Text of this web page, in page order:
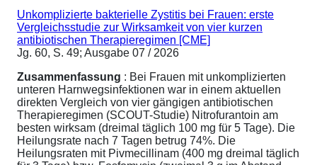
Unkomplizierte bakterielle Zystitis bei Frauen: erste
Vergleichsstudie zur Wirksamkeit von vier kurzen
antibiotischen Therapieregimen [CME]
Jg. 60, S. 49; Ausgabe 07 / 2026
Zusammenfassung : Bei Frauen mit unkomplizierten
unteren Harnwegsinfektionen war in einem aktuellen
direkten Vergleich von vier gängigen antibiotischen
Therapieregimen (SCOUT-Studie) Nitrofurantoin am
besten wirksam (dreimal täglich 100 mg für 5 Tage). Die
Heilungsrate nach 7 Tagen betrug 74%. Die
Heilungsraten mit Pivmecillinam (400 mg dreimal täglich